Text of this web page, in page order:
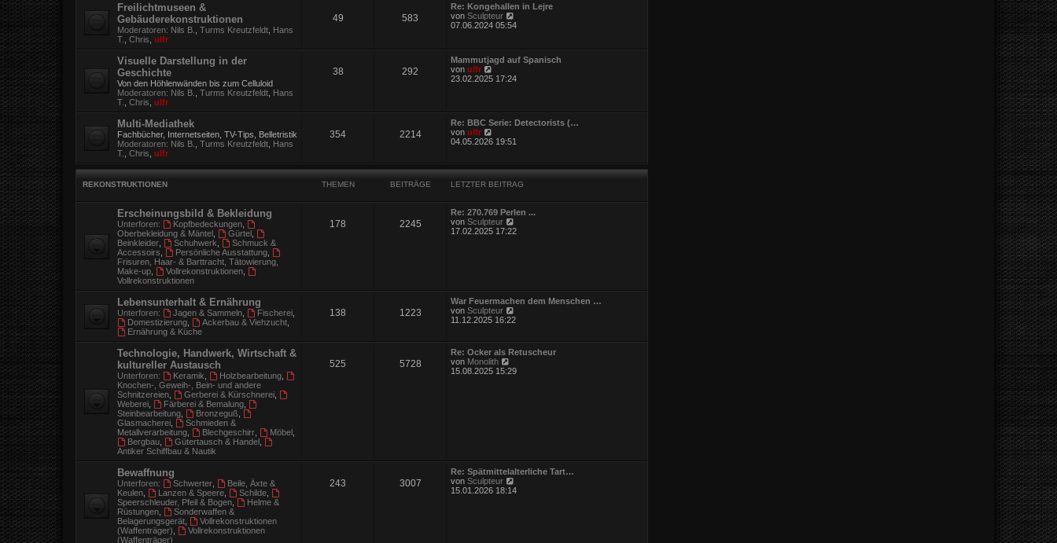
g
t
e
r
t
r
a
Freilichtmuseen &
Gebäuderekonstruktionen
Moderatoren: Nils B. Turms Kreutzfeldt Hans
T.
Chris ulfr
49 583
Re: Kongehallen in Lejre
vonSculpteur
e
s
t
r
t
r
a
g
07.06.2024 05:54
Visuelle Darstellung in der
Geschichte
Von den Höhlenwänden bis zum Celluloid
Moderatoren: Nils B. Turms Kreutzfeldt Hans
T.
Chris ulfr
38 292
Mammutjagd auf Spanisch
vonulfr
e
t
e
B
i
t
r
g
23.02.2025 17:24
Multi-Mediathek
Fachbücher, Internetseiten, TV-Tips, Belletristik
Moderatoren: Nils B. Turms Kreutzfeldt Hans
T.
Chris ulfr
354 2214
Re: BBC Serie: Detectorists (…
vonulfr
e
s
e
e
i
t
04.05.2026 19:51
REKONSTRUKTIONEN THEMEN BEITRÄGE LETZTER BEITRAG
Erscheinungsbild & Bekleidung
Unterforen: Kopfbedeckungen,
Oberbekleidung & Mäntel
Gürtel,
Beinkleider
Schuhwerk
Schmuck &
Accessoirs
Persönliche Ausstattung,
Frisuren, Haar- & Barttracht, Tätowierung,
Make-up
Vollrekonstruktionen,
Vollrekonstruktionen
178 2245
Re: 270.769 Perlen ...
vonSculpteur
e
e
i
t
a
g
17.02.2025 17:22
Lebensunterhalt & Ernährung
Unterforen: Jagen & Sammeln, Fischerei,
Domestizierung, Ackerbau & Viehzucht,
Ernährung & Küche
138 1223
War Feuermachen dem Menschen …
vonSculpteur
e
t
e
r
11.12.2025 16:22
Technologie, Handwerk, Wirtschaft &
kultureller Austausch
Unterforen: Keramik Holzbearbeitung,
Knochen-, Geweih-, Bein- und andere
Schnitzereien
Gerberei & Kürschnerei,
Weberei
Färberei & Bemalung,
Steinbearbeitung
Bronzeguß
Glasmacherei
Schmieden &
Metallverarbeitung
Blechgeschirr, Möbel,
Bergbau, Gütertausch & Handel,
Antiker Schiffbau & Nautik
525 5728
Re: Ocker als Retuscheur
von Monolith
e
t
r
a
g
15.08.2025 15:29
Bewaffnung
Unterforen: Schwerter,
Beile, Äxte &
Keulen
Lanzen & Speere, Schilde,
Speerschleuder, Pfeil & Bogen
Helme &
Rüstungen
Sonderwaffen &
Belagerungsgerät
Vollrekonstruktionen
(Waffenträger)
Vollrekonstruktionen
(Waffenträger)
243 3007
Re: Spätmittelalterliche Tart…
vonSculpteur
e
15.01.2026 18:14